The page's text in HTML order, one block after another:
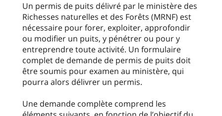
Un permis de puits délivré par le ministère des
Richesses naturelles et des Forêts (MRNF) est
nécessaire pour forer, exploiter, approfondir
ou modifier un puits, y pénétrer ou pour y
entreprendre toute activité. Un formulaire
complet de demande de permis de puits doit
être soumis pour examen au ministère, qui
pourra alors délivrer un permis.
Une demande complète comprend les